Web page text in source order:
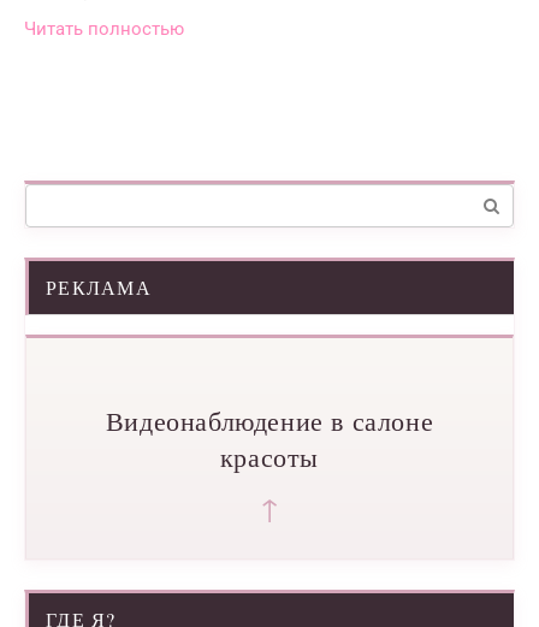
Читать полностью
Поиск:
РЕКЛАМА
Видеонаблюдение в салоне
красоты
↑
ГДЕ Я?